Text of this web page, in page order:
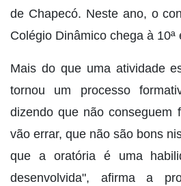
de Chapecó. Neste ano, o
Colégio Dinâmico chega à 10ª
Mais do que uma atividade
tornou um processo
dizendo que não conseguem
vão errar, que não são bons
que a oratória é uma
desenvolvida", afirma a